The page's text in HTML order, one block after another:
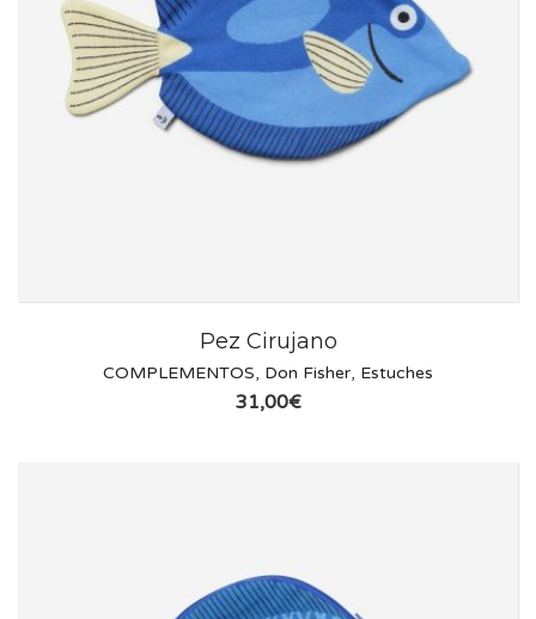
Pez Cirujano
COMPLEMENTOS, Don Fisher, Estuches
31,00€